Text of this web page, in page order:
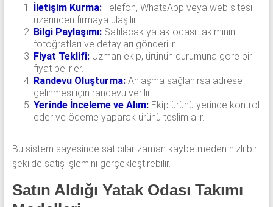
İletişim Kurma:Telefon, WhatsApp veya web sitesi
üzerinden firmaya ulaşılır.
Bilgi Paylaşımı:Satılacak yatak odası takımının
fotoğrafları ve detayları gönderilir.
Fiyat Teklifi:Uzman ekip, ürünün durumuna göre bir
fiyat belirler.
Randevu Oluşturma:Anlaşma sağlanırsa adrese
gelinmesi için randevu verilir.
Yerinde İnceleme ve Alım:Ekip ürünü yerinde kontrol
eder ve ödeme yaparak ürünü teslim alır.
Bu sistem sayesinde satıcılar zaman kaybetmeden hızlı bir
şekilde satış işlemini gerçekleştirebilir.
Satın Aldığı Yatak Odası Takımı